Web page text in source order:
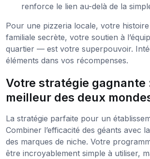
renforce le lien au-delà de la
Pour une pizzeria locale, votre
familiale secrète, votre soutien à
quartier — est votre superpouvoir.
éléments dans vos récompenses.
Votre stratégie gagnante
meilleur des deux
La stratégie parfaite pour un
Combiner l’efficacité des géants avec
des marques de niche. Votre
être incroyablement simple à utiliser,